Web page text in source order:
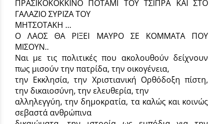
ΠΡΑΣΙΚΟΚΟΚΚΙΝΟ ΠΟΤΑΜΙ ΤΟΥ ΤΣΙΠΡΑ ΚΑΙ ΣΤΟ
ΓΑΛΑΖΙΟ ΣΥΡΙΖΑ ΤΟΥ
ΜΗΤΣΟΤΑΚΗ …
Ο ΛΑΟΣ ΘΑ ΡΙΞΕΙ ΜΑΥΡΟ ΣΕ ΚΟΜΜΑΤΑ ΠΟΥ
ΜΙΣΟΥΝ..
Ναι με τις πολιτικές που ακολουθούν δείχνουν
πως μισούν την πατρίδα, την οικογένεια,
την Εκκλησία, την Χριστιανική Ορθόδοξη πίστη,
την δικαιοσύνη, την ελευθερία, την
αλληλεγγύη, την δημοκρατία, τα καλώς και κοινώς
σεβαστά ανθρώπινα